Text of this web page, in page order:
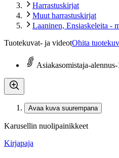
Harrastuskirjat
Muut harrastuskirjat
Laaninen, Ensiaskeleita -
Tuotekuvat- ja videotOhita
Asiakasomistaja-alennus-
Avaa kuva suurempana
Karusellin nuolipainikkeet
Kirjapaja